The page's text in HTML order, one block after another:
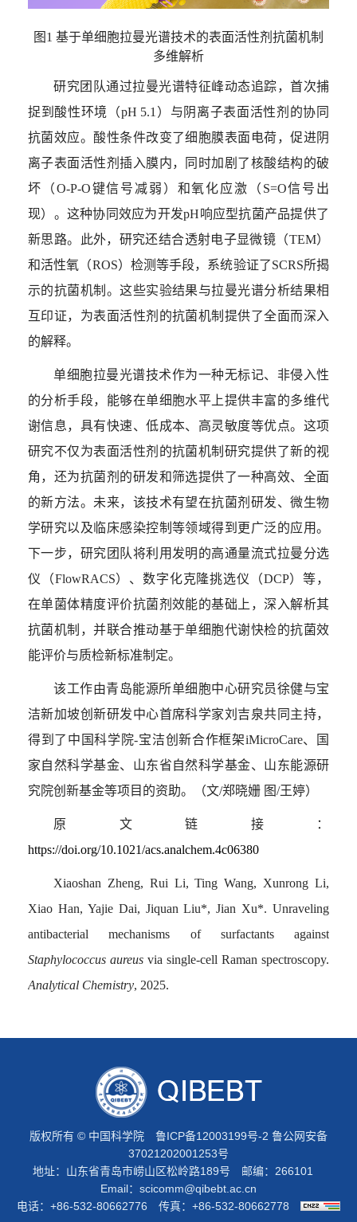
图 1 基于单细胞拉曼光谱技术的表面活性剂抗菌机制
多维解析
研究团队通过拉曼光谱特征峰动态追踪，首次捕
捉到酸性环境（pH 5.1 ）与阴离子表面活性剂的协同
抗菌效应。酸性条件改变了细胞膜表面电荷，促进阴
离子表面活性剂插入膜内，同时加剧了核酸结构的破
坏（O-P-O键信号减弱）和氧化应激（ S=O信号出
现）。这种协同效应为开发pH 响应型抗菌产品提供了
新思路。此外，研究还结合透射电子显微镜（TEM）
和活性氧（ROS）检测等手段，系统验证了SCRS所揭
示的抗菌机制。这些实验结果与拉曼光谱分析结果相
互印证，为表面活性剂的抗菌机制提供了全面而深入
的解释。
单细胞拉曼光谱技术作为一种无标记、非侵入性
的分析手段，能够在单细胞水平上提供丰富的多维代
谢信息，具有快速、低成本、高灵敏度等优点。这项
研究不仅为表面活性剂的抗菌机制研究提供了新的视
角，还为抗菌剂的研发和筛选提供了一种高效、全面
的新方法。未来，该技术有望在抗菌剂研发、微生物
学研究以及临床感染控制等领域得到更广泛的应用。
下一步，研究团队将利用发明的高通量流式拉曼分选
仪（FlowRACS）、数字化克隆挑选仪（DCP）等，
在单菌体精度评价抗菌剂效能的基础上，深入解析其
抗菌机制，并联合推动基于单细胞代谢快检的抗菌效
能评价与质检新标准制定。
该工作由青岛能源所单细胞中心研究员徐健与宝
洁新加坡创新研发中心首席科学家刘吉泉共同主持，
得到了中国科学院-宝洁创新合作框架iMicroCare、国
家自然科学基金、山东省自然科学基金、山东能源研
究院创新基金等项目的资助。（文/郑晓姗 图/王婷）
原文链接：
https://doi.org/10.1021/acs.analchem.4c06380
Xiaoshan Zheng, Rui Li, Ting Wang, Xunrong Li,
Xiao Han, Yajie Dai, Jiquan Liu*, Jian Xu*. Unraveling
antibacterial mechanisms of surfactants against
Staphylococcus aureus via single-cell Raman spectroscopy.
Analytical Chemistry, 2025.
版权所有 © 中国科学院 鲁ICP备12003199号-2 鲁公网安备
37021202001253号
地址：山东省青岛市崂山区松岭路189号 邮编：266101
Email： scicomm@qibebt.ac.cn
电话：+86-532-80662776 传真：+86-532-80662778